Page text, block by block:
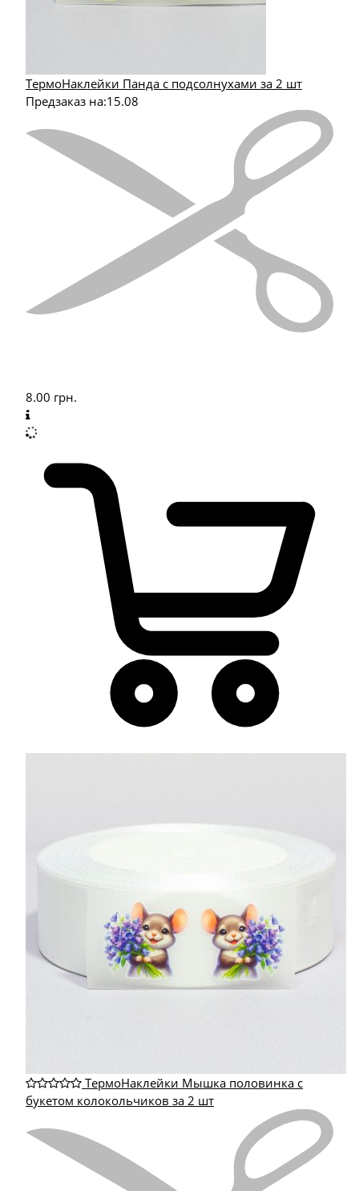
ТермоНаклейки Панда с подсолнухами за 2 шт
Предзаказ на:15.08
8.00 грн.
ТермоНаклейки Мышка половинка с
букетом колокольчиков за 2 шт